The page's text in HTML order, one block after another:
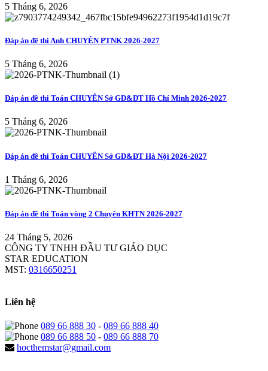
5 Tháng 6, 2026
Đáp án đề thi Anh CHUYÊN PTNK 2026-2027
5 Tháng 6, 2026
Đáp án đề thi Toán CHUYÊN Sở GD&ĐT Hồ Chí Minh 2026-2027
5 Tháng 6, 2026
Đáp án đề thi Toán CHUYÊN Sở GD&ĐT Hà Nội 2026-2027
1 Tháng 6, 2026
Đáp án đề thi Toán vòng 2 Chuyên KHTN 2026-2027
24 Tháng 5, 2026
CÔNG TY TNHH ĐẦU TƯ GIÁO DỤC
STAR EDUCATION
MST: 0316650251
Liên hệ
089 66 888 30 - 089 66 888 40
089 66 888 50 - 089 66 888 70
hocthemstar@gmail.com